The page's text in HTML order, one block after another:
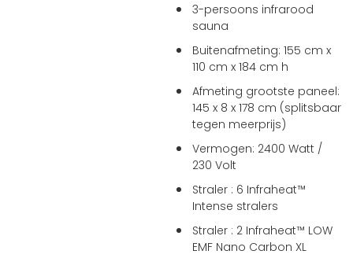
3-persoons infrarood
sauna
Buitenafmeting: 155 cm x
110 cm x 184 cm h
Afmeting grootste paneel:
145 x 8 x 178 cm (splitsbaar
tegen meerprijs)
Vermogen: 2400 Watt /
230 Volt
Straler : 6 Infraheat™
Intense stralers
Straler : 2 Infraheat™ LOW
EMF Nano Carbon XL